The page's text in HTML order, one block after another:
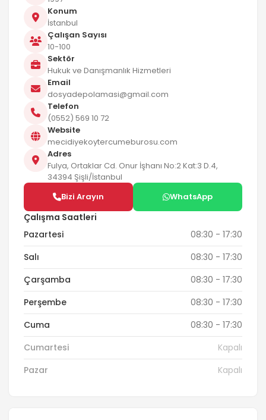
Konum
İstanbul
Çalışan Sayısı
10-100
Sektör
Hukuk ve Danışmanlık Hizmetleri
Email
dosyadepolamasi@gmail.com
Telefon
(0552) 569 10 72
Website
mecidiyekoytercumeburosu.com
Adres
Fulya, Ortaklar Cd. Onur İşhanı No:2 Kat:3 D.4,
34394 Şişli/İstanbul
Bizi Arayın
WhatsApp
Çalışma Saatleri
Pazartesi
08:30 - 17:30
Salı
08:30 - 17:30
Çarşamba
08:30 - 17:30
Perşembe
08:30 - 17:30
Cuma
08:30 - 17:30
Cumartesi
Kapalı
Pazar
Kapalı